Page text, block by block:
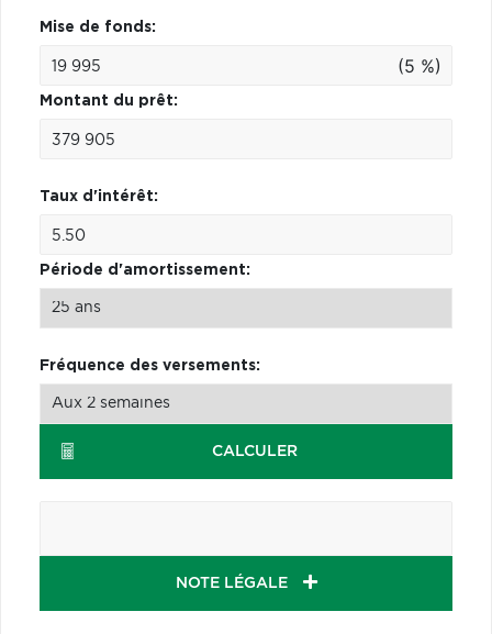
Mise de fonds:
(5 %)
Montant du prêt:
Taux d'intérêt:
Période d'amortissement:
Fréquence des versements:
CALCULER
NOTE LÉGALE